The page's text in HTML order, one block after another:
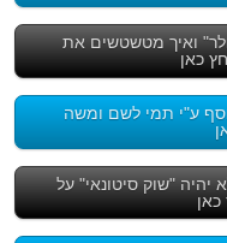
ואיך מטשטשים את
כאן
ע"י תמי לשם ומשה
יהיה "שוק סיטונאי" על